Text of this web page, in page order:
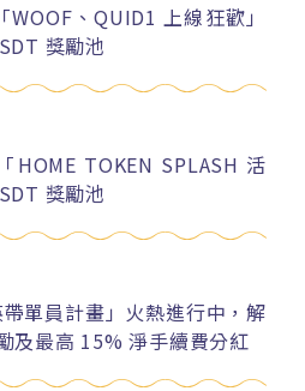
、QUID1 上線狂歡」
獎勵池
HOME TOKEN SPLASH 活
獎勵池
單員計畫」火熱進行中，解
及最高 15% 淨手續費分紅